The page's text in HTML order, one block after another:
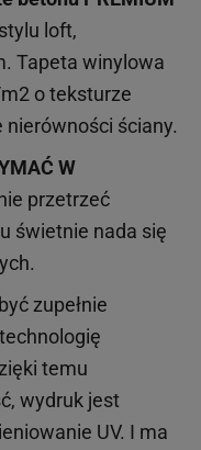
loft,
Tapeta winylowa
o teksturze
nierówności ściany.
W
przetrzeć
świetnie nada się
zupełnie
temu
wydruk jest
UV. I ma